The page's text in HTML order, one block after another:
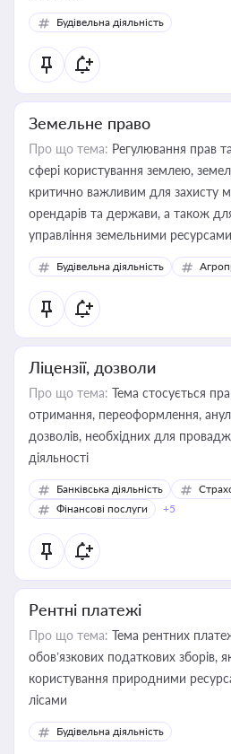
Будівельна діяльність
Земельне право
Про що тема: Регулювання прав та
сфері користування землею,
критично важливим для захисту
орендарів та держави, а також
управління земельними ресурсами
Будівельна діяльність
Ліцензії, дозволи
Про що тема: Тема стосується
отримання, переоформлення,
дозволів, необхідних для
діяльності
Банківська діяльність
Фінансові послуги
+5
Рентні платежі
Про що тема: Тема рентних
обов’язкових податкових зборів,
користування природними
лісами
Будівельна діяльність